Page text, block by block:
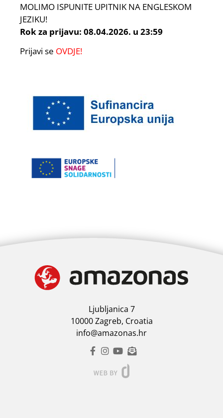
MOLIMO ISPUNITE UPITNIK NA ENGLESKOM
JEZIKU!
Rok za prijavu: 08.04.2026. u 23:59
Prijavi se OVDJE!
Ljubljanica 7
10000 Zagreb, Croatia
info@amazonas.hr